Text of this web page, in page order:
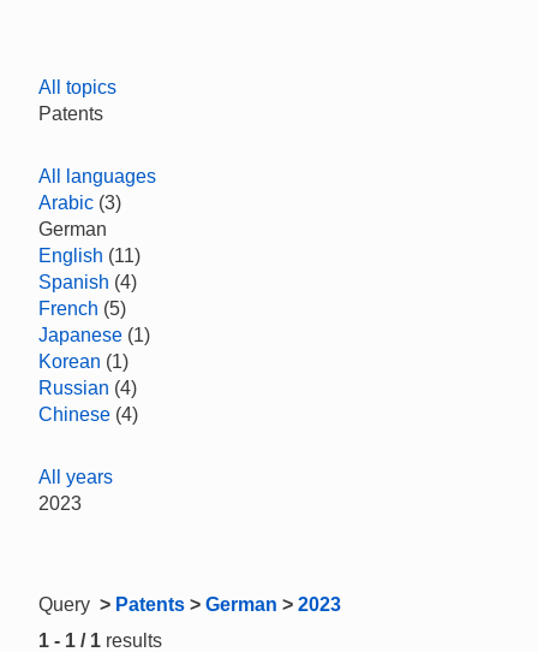
All topics
Patents
All languages
Arabic (3)
German
English (11)
Spanish (4)
French (5)
Japanese (1)
Korean (1)
Russian (4)
Chinese (4)
All years
2023
Query > Patents > German > 2023
1 - 1 / 1 results